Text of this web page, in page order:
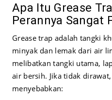
Apa Itu Grease
Perannya Sangat
Grease trap adalah tangki
minyak dan lemak dari air
melibatkan tangki utama,
air bersih. Jika tidak
menyebabkan: